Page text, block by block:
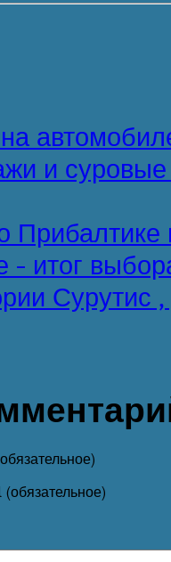
и
Прибалтике
- итог
Сурутис
(обязательное)